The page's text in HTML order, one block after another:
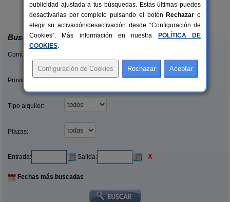
10-12 pers.
desde27 €
Casa Rural La Cruz de San Pedro
Añora (Córdoba)
Buscar
Comunidades:
Provincias/Islas:
Tipo alquiler:
Plazas:
Entrada: Salida: X
Fechas más buscadas
publicidad ajustada a tus búsquedas. Estas últimas puedes
desactivarlas por completo pulsando el botón Rechazar o
elegir su activación/desactivación desde “Configuración de
Cookies”. Más información en nuestra
POLÍTICA DE
COOKIES.